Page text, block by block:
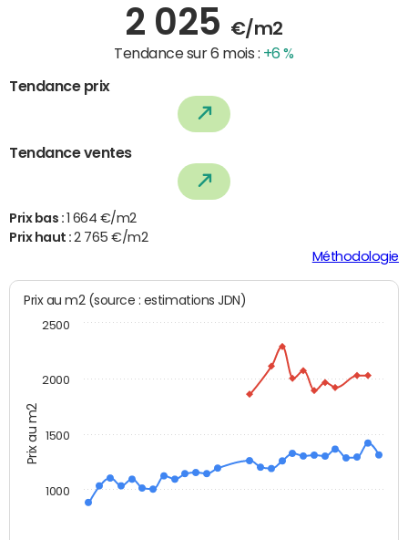
2 025 €/m2
Tendance sur 6 mois : +6 %
Tendance prix
Tendance ventes
Prix bas :
1 664 €/m2
Prix haut :2 765 €/m2
Méthodologie
Prix au m2
Prix au m2 (source : estimations JDN)
1000
1500
2000
2500